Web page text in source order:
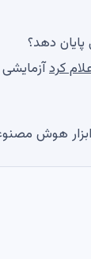
دهد؟
کرد
هوش